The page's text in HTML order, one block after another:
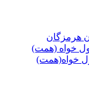
هرمزگان
خواه (همت)
خواه(همت)